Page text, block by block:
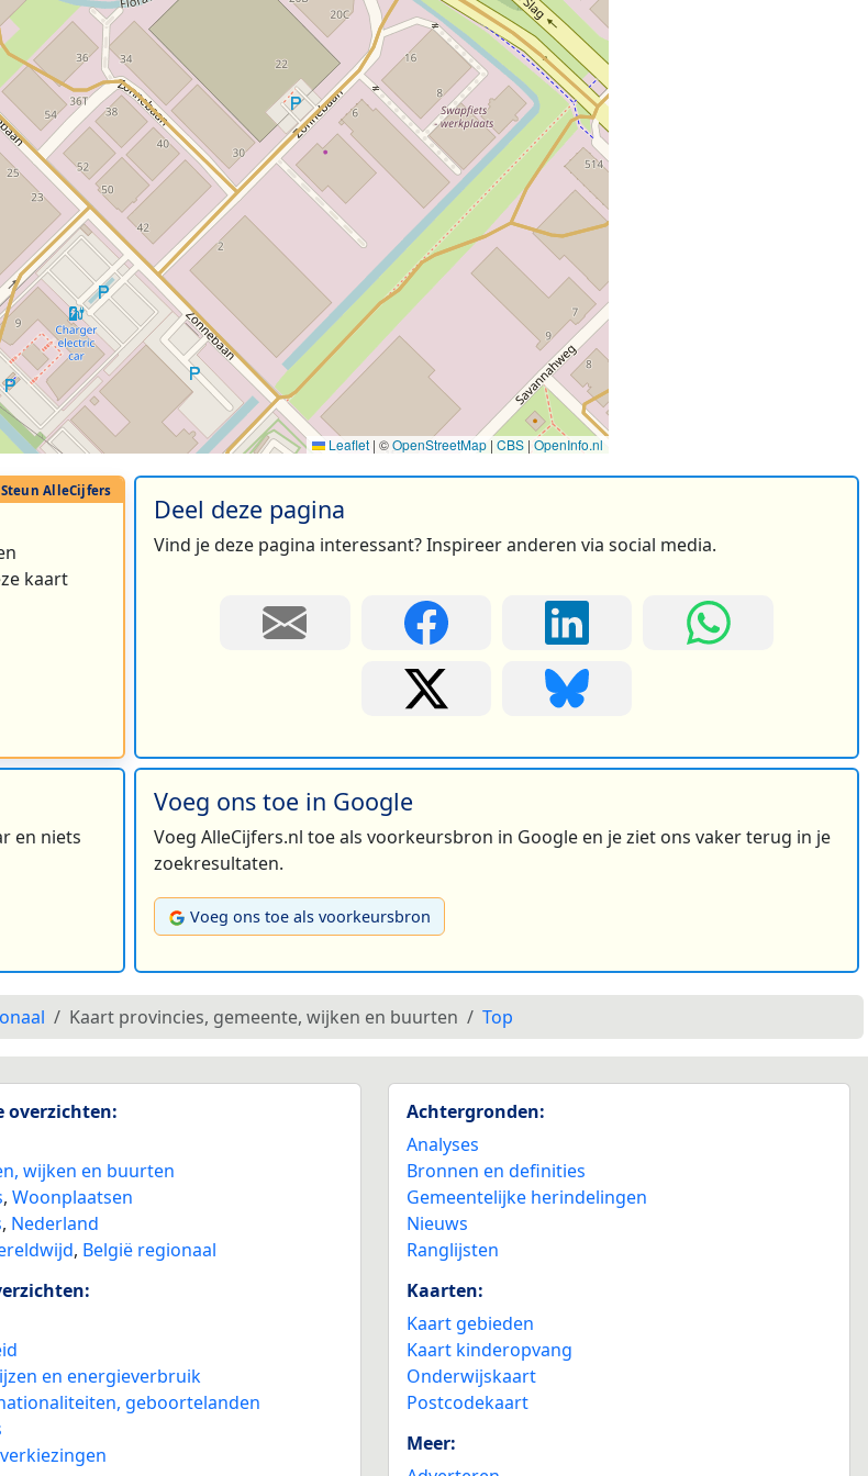
Leaflet | ©OpenStreetMap | CBS | OpenInfo.nl
kaart
Deel deze pagina
Vind je deze pagina interessant? Inspireer anderen via social media.
en niets
Voeg ons toe in Google
Voeg AlleCijfers.nl toe als voorkeursbron in Google en je ziet ons vaker terug in je
zoekresultaten.
Voeg ons toe als voorkeursbron
Kaart provincies, gemeente, wijken en buurten Top
overzichten:
wijken en buurten
,Woonplaatsen
, Nederland
, België regionaal
en energieverbruik
geboortelanden
Achtergronden:
Analyses
Bronnen en definities
Gemeentelijke herindelingen
Nieuws
Ranglijsten
Kaarten:
Kaart gebieden
Kaart kinderopvang
Onderwijskaart
Postcodekaart
Meer: